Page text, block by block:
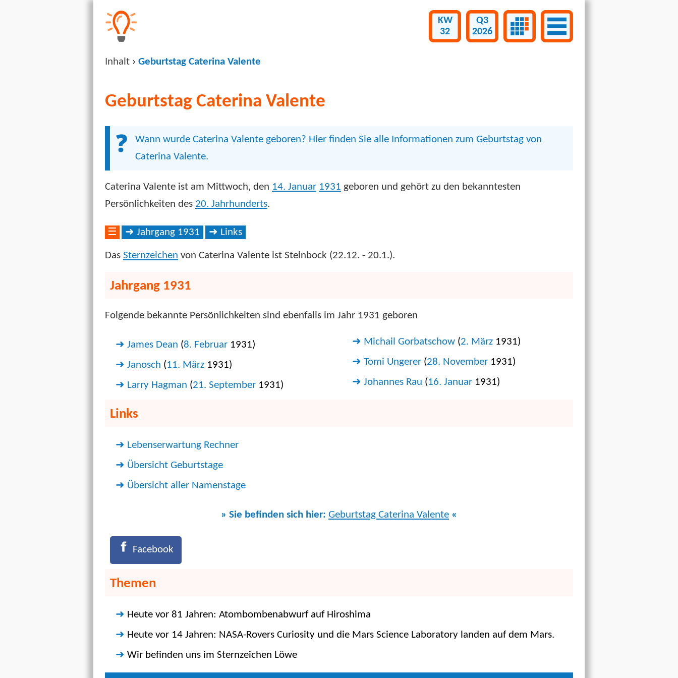
KW
32
Q3
2026
Inhalt › Geburtstag Caterina Valente
Geburtstag Caterina Valente
Wann wurde Caterina Valente geboren? Hier finden Sie alle Informationen zum Geburtstag von
Caterina Valente.
Caterina Valente ist am Mittwoch, den 14. Januar 1931 geboren und gehört zu den bekanntesten
Persönlichkeiten des 20. Jahrhunderts.
☰ Jahrgang 1931 Links
Das Sternzeichen von Caterina Valente ist Steinbock (22.12. - 20.1.).
Jahrgang 1931
Folgende bekannte Persönlichkeiten sind ebenfalls im Jahr 1931 geboren
James Dean (8. Februar1931)
Janosch (11. März1931)
Larry Hagman (21. September1931)
Michail Gorbatschow(2. März1931)
Tomi Ungerer(28. November1931)
Johannes Rau (16. Januar1931)
Links
Lebenserwartung Rechner
Übersicht Geburtstage
Übersicht aller Namenstage
» Sie befinden sich hier: Geburtstag Caterina Valente «
Facebook
Themen
Heute vor 81 Jahren: Atombombenabwurf auf Hiroshima
Heute vor 14 Jahren: NASA-Rovers Curiosity und die Mars Science Laboratory landen auf dem Mars.
Wir befinden uns im Sternzeichen Löwe